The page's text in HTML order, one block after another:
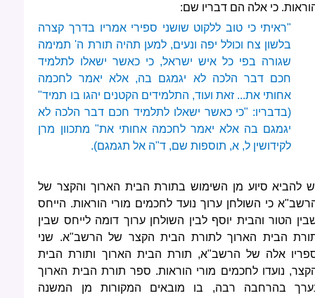
כי אלה הם דבריו שם:
"ראיתי כי טוב ללקוט שושני ספירי אמריו בדרך קצרה
בלשון צח וכולל יפה ונעים, למען תהיה תורת ה' תמימה
שגורה בפי כל איש ישראל, כי כאשר ישאלו לתלמיד
חכם דבר הלכה לא יגמגם בה, אלא יאמר לחכמה
אחותי את... זאת ועוד, התלמידים הקטנים יהגו בו תמיד"
(בדבריו: "כי כאשר ישאלו לתלמיד חכם דבר הלכה לא
יגמגם בה אלא יאמר לחכמה אחותי את" מתכוון מרן
לקידושין ל, א, תוספות שם, ד"ה אל תגמגם).
להביא סיוע מן השימוש בתורת הבית הארוך והקצר של
כי השולחן ערוך נועד לחכמים מורי הוראות. הייחס
הטור והבית יוסף לבין השולחן ערוך דומה לייחס שבין
הבית הארוך לתורת הבית הקצר של הרשב"א. שני
אלה של הרשב"א, תורת הבית הארוך ותורת הבית
נועדו לחכמים מורי הוראות. ספר תורת הבית הארוך
בהרחבה רבה, בו מובאים המקורות מן המשנה